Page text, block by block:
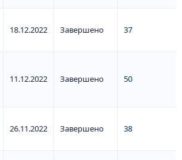
18.12.2022 Завершено 37
11.12.2022 Завершено 50
26.11.2022 Завершено 38